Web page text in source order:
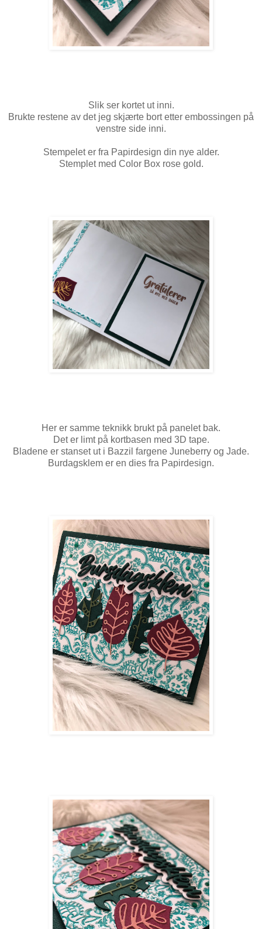
Slik ser kortet ut inni.
Brukte restene av det jeg skjærte bort etter embossingen på
venstre side inni.
Stempelet er fra Papirdesign din nye alder.
Stemplet med Color Box rose gold.
Her er samme teknikk brukt på panelet bak.
Det er limt på kortbasen med 3D tape.
Bladene er stanset ut i Bazzil fargene Juneberry og Jade.
Burdagsklem er en dies fra Papirdesign.